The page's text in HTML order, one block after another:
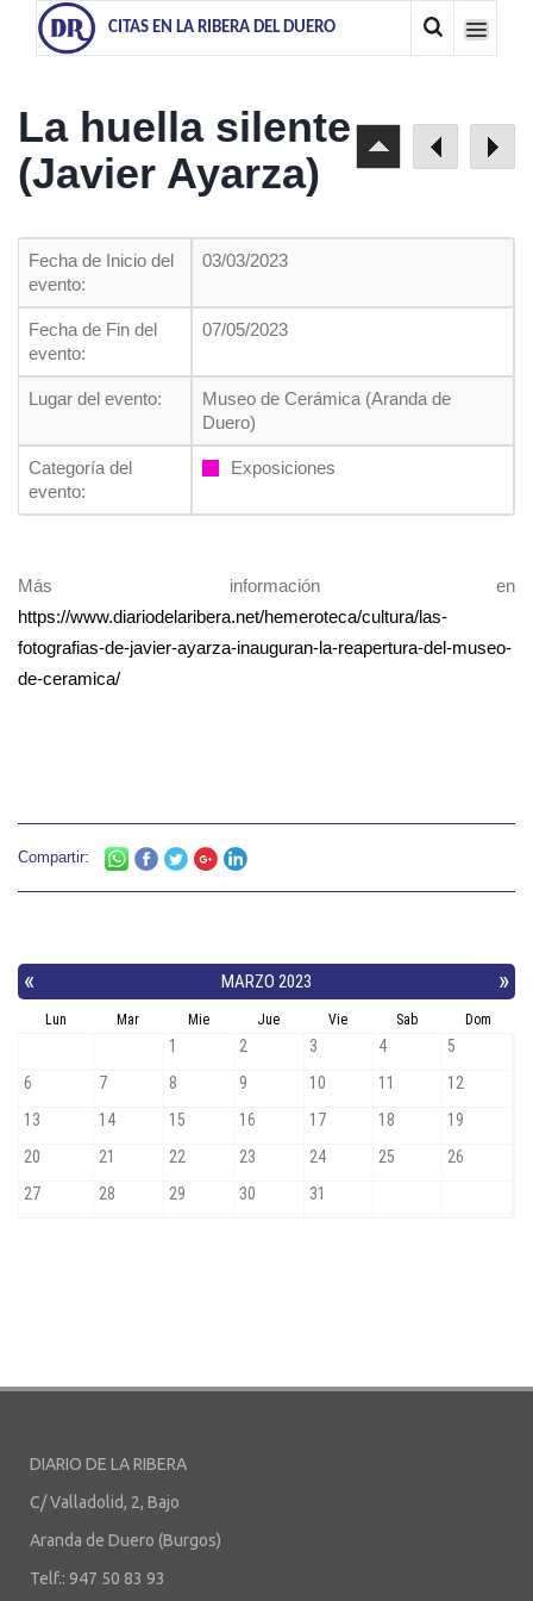
CITAS EN LA RIBERA DEL DUERO
La huella silente
(Javier Ayarza)
Fecha de Inicio del
evento:
03/03/2023
Fecha de Fin del
evento:
07/05/2023
Lugar del evento:
Museo de Cerámica (Aranda de
Duero)
Categoría del
evento:
Exposiciones
Más información en
https://www.diariodelaribera.net/hemeroteca/cultura/las-
fotografias-de-javier-ayarza-inauguran-la-reapertura-del-museo-
de-ceramica/
Compartir:
DIARIO DE LA RIBERA
C/ Valladolid, 2, Bajo
Aranda de Duero (Burgos)
Telf.: 947 50 83 93